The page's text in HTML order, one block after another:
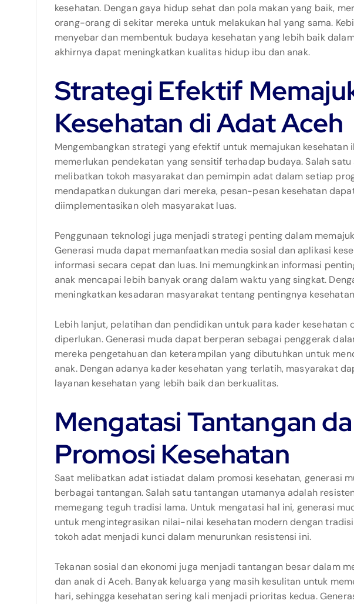
kesehatan. Dengan gaya hidup sehat dan pola makan yang baik,
orang-orang di sekitar mereka untuk melakukan hal yang sama.
menyebar dan membentuk budaya kesehatan yang lebih baik
akhirnya dapat meningkatkan kualitas hidup ibu dan anak.
Strategi Efektif
Kesehatan di Adat Aceh
Mengembangkan strategi yang efektif untuk memajukan kesehatan
memerlukan pendekatan yang sensitif terhadap budaya. Salah
melibatkan tokoh masyarakat dan pemimpin adat dalam setiap
mendapatkan dukungan dari mereka, pesan-pesan kesehatan
diimplementasikan oleh masyarakat luas.
Penggunaan teknologi juga menjadi strategi penting dalam
Generasi muda dapat memanfaatkan media sosial dan aplikasi
informasi secara cepat dan luas. Ini memungkinkan informasi
anak mencapai lebih banyak orang dalam waktu yang singkat.
meningkatkan kesadaran masyarakat tentang pentingnya
Lebih lanjut, pelatihan dan pendidikan untuk para kader kesehatan
diperlukan. Generasi muda dapat berperan sebagai penggerak
mereka pengetahuan dan keterampilan yang dibutuhkan untuk
anak. Dengan adanya kader kesehatan yang terlatih, masyarakat
layanan kesehatan yang lebih baik dan berkualitas.
Mengatasi Tantangan
Promosi Kesehatan
Saat melibatkan adat istiadat dalam promosi kesehatan, generasi
berbagai tantangan. Salah satu tantangan utamanya adalah
memegang teguh tradisi lama. Untuk mengatasi hal ini, generasi
untuk mengintegrasikan nilai-nilai kesehatan modern dengan
tokoh adat menjadi kunci dalam menurunkan resistensi ini.
Tekanan sosial dan ekonomi juga menjadi tantangan besar dalam
dan anak di Aceh. Banyak keluarga yang masih kesulitan untuk
hari, sehingga kesehatan sering kali menjadi prioritas kedua.